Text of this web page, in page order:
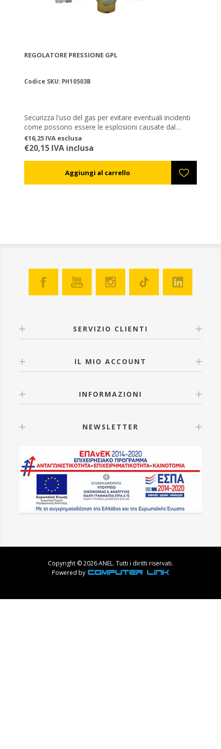
REGOLATORE PRESSIONE GPL
Codice SKU: PH10503B
Securizza l'uso del gas per evitare eventuali incidenti
come possono essere le esplosioni causate dal
ritorno di fiamma. Pressione alta pari a 1-3 bar.
Indispensabile per l'uso corretto del marchio a fuoco
a gas ANEL.
€16,25 IVA esclusa
€20,15 IVA inclusa
SERVIZIO CLIENTI
IL MIO ACCOUNT
INFORMAZIONI
NEWSLETTER
Copyright © 2026 ANEL. Tutti i diritti riservati.
Powered by